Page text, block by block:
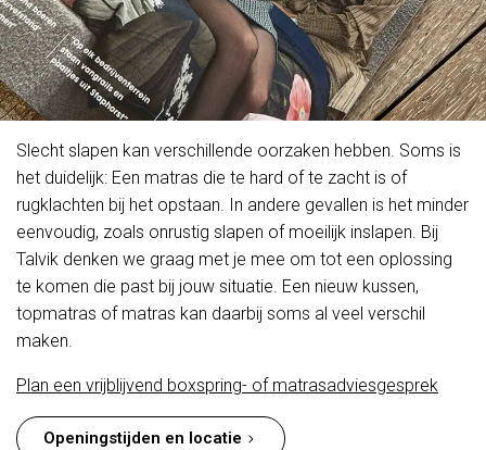
Slecht slapen kan verschillende oorzaken hebben. Soms is
het duidelijk: Een matras die te hard of te zacht is of
rugklachten bij het opstaan. In andere gevallen is het minder
eenvoudig, zoals onrustig slapen of moeilijk inslapen. Bij
Talvik denken we graag met je mee om tot een oplossing
te komen die past bij jouw situatie. Een nieuw kussen,
topmatras of matras kan daarbij soms al veel verschil
maken.
Plan een vrijblijvend boxspring- of matrasadviesgesprek
Openingstijden en locatie